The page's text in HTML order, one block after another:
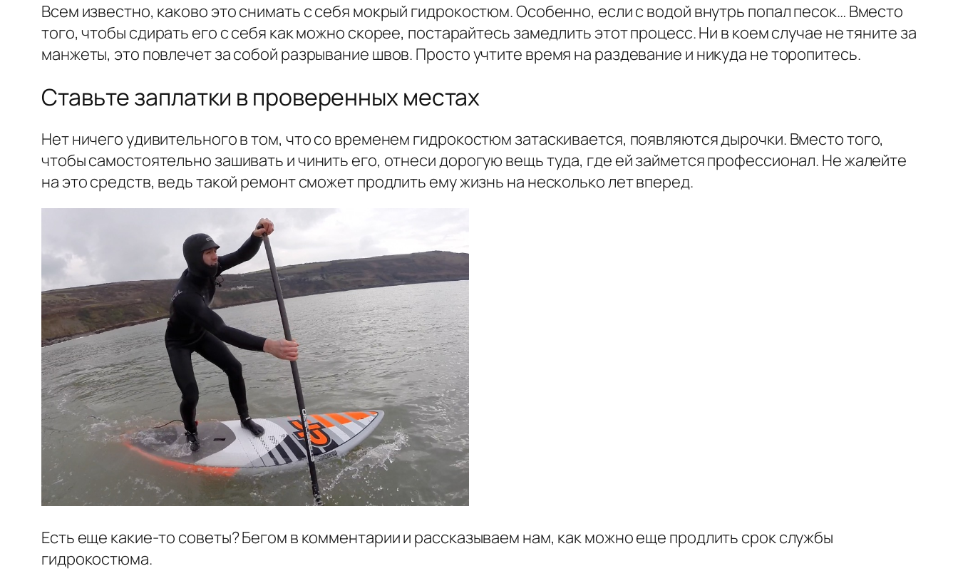
Всем известно, каково это снимать с себя мокрый гидрокостюм. Особенно, если с водой внутрь попал песок… Вместо
того, чтобы сдирать его с себя как можно скорее, постарайтесь замедлить этот процесс. Ни в коем случае не тяните за
манжеты, это повлечет за собой разрывание швов. Просто учтите время на раздевание и никуда не торопитесь.
Ставьте заплатки в проверенных местах
Нет ничего удивительного в том, что со временем гидрокостюм затаскивается, появляются дырочки. Вместо того,
чтобы самостоятельно зашивать и чинить его, отнеси дорогую вещь туда, где ей займется профессионал. Не жалейте
на это средств, ведь такой ремонт сможет продлить ему жизнь на несколько лет вперед.
Есть еще какие-то советы? Бегом в комментарии и рассказываем нам, как можно еще продлить срок службы
гидрокостюма.